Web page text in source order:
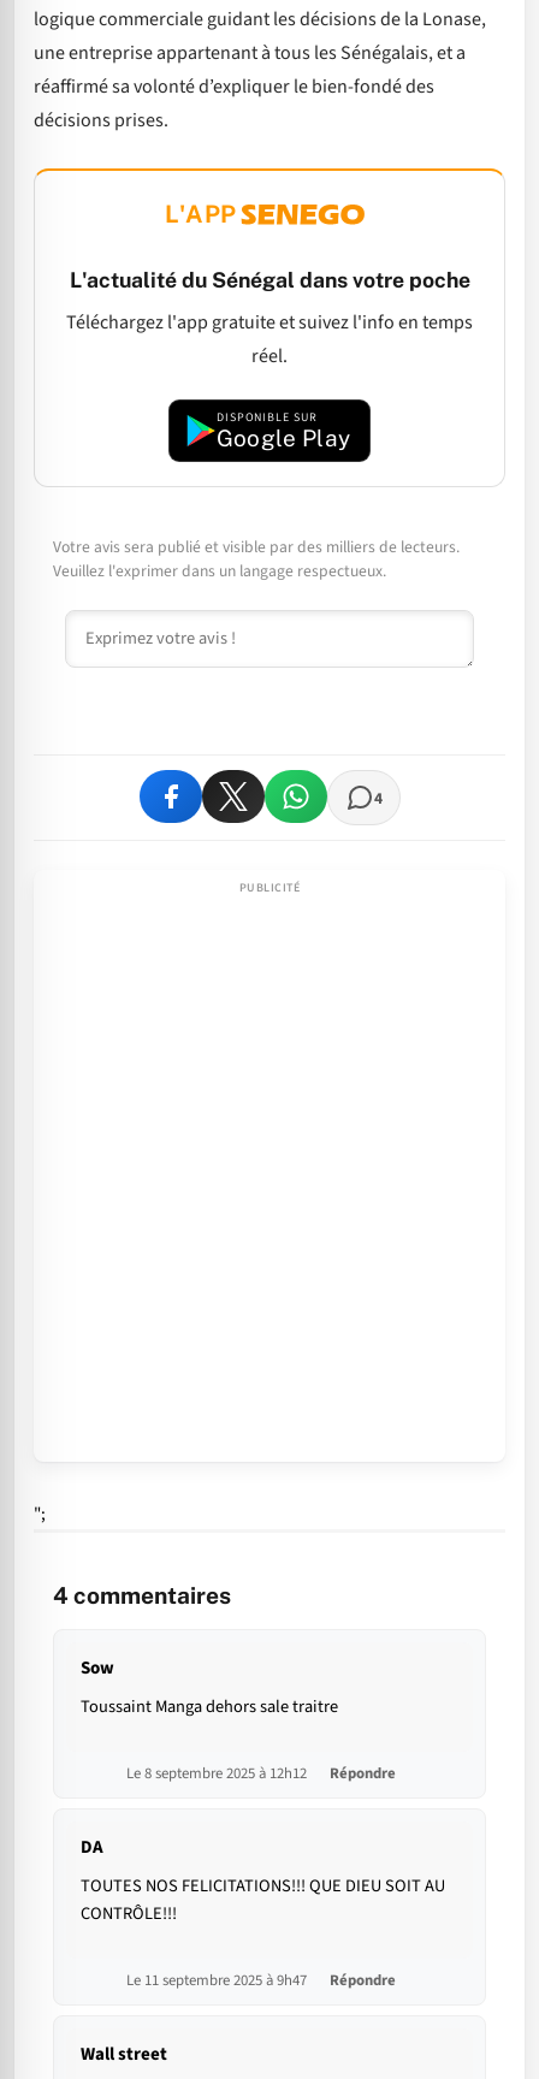
logique commerciale guidant les décisions de la Lonase,
une entreprise appartenant à tous les Sénégalais, et a
réaffirmé sa volonté d’expliquer le bien-fondé des
décisions prises.
L'APP
L'actualité du Sénégal dans votre poche
Téléchargez l'app gratuite et suivez l'info en temps
réel.
DISPONIBLE SUR
Google Play
Votre avis sera publié et visible par des milliers de lecteurs.
Veuillez l'exprimer dans un langage respectueux.
Commentaire
4
";
4 commentaires
Sow
Toussaint Manga dehors sale traitre
Le 8 septembre 2025 à 12h12 Répondre
DA
TOUTES NOS FELICITATIONS!!! QUE DIEU SOIT AU
CONTRÔLE!!!
Le 11 septembre 2025 à 9h47 Répondre
Wall street